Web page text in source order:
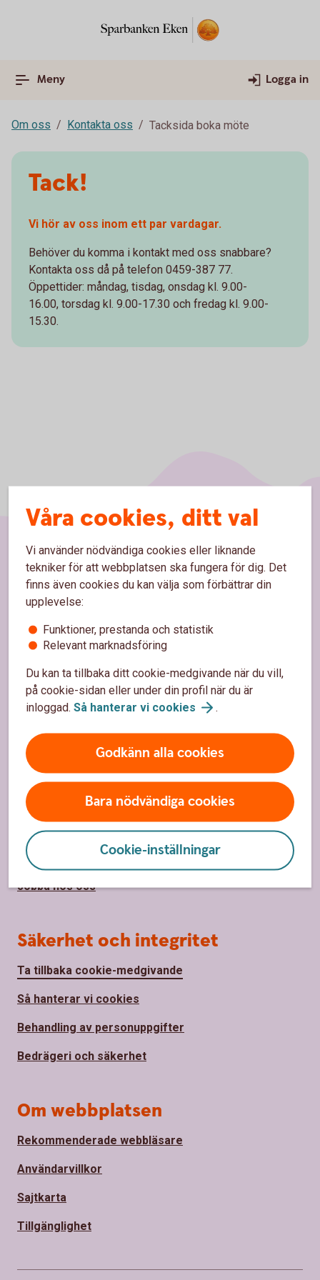
Meny Logga in
Om oss Kontakta oss Tacksida boka möte
Tack!
Vi hör av oss inom ett par vardagar.
Behöver du komma i kontakt med oss snabbare?
Kontakta oss då på telefon 0459-387 77.
Öppettider: måndag, tisdag, onsdag kl. 9.00-
16.00, torsdag kl. 9.00-17.30 och fredag kl. 9.00-
15.30.
Våra cookies, ditt val
Vi använder nödvändiga cookies eller liknande
tekniker för att webbplatsen ska fungera för dig. Det
finns även cookies du kan välja som förbättrar din
upplevelse:
Funktioner, prestanda och statistik
Relevant marknadsföring
Du kan ta tillbaka ditt cookie-medgivande när du vill,
på cookie-sidan eller under din profil när du är
inloggad. Så hanterar vi cookies .
Godkänn alla cookies
Bara nödvändiga cookies
Cookie-inställningar
Sidfot
Hitta snabbt
Kontakta oss
Spärrhjälp
Räntor, priser och kurser för företag
Om Sparbanken Eken
Om Sparbanken Eken
Hållbarhet
Samhällsengagemang
Press
Jobba hos oss
Säkerhet och integritet
Ta tillbaka cookie-medgivande
Så hanterar vi cookies
Behandling av personuppgifter
Bedrägeri och säkerhet
Om webbplatsen
Rekommenderade webbläsare
Användarvillkor
Sajtkarta
Tillgänglighet